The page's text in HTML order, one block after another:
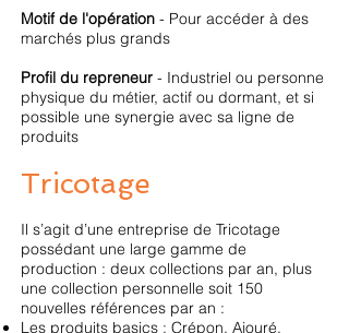
Motif de l'opération - Pour accéder à des
marchés plus grands
Profil du repreneur - Industriel ou personne
physique du métier, actif ou dormant, et si
possible une synergie avec sa ligne de
produits
Tricotage
Il s’agit d’une entreprise de Tricotage
possédant une large gamme de
production : deux collections par an, plus
une collection personnelle soit 150
nouvelles références par an :
Les produits basics : Crépon, Ajouré,